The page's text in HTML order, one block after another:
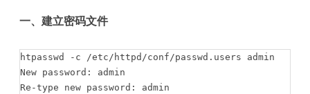
一、建立密码文件
htpasswd -c /etc/httpd/conf/passwd.users admin
New password: admin
Re-type new password: admin